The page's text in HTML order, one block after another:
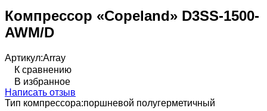
Компрессор «Copeland» D3SS-1500-
AWM/D
Артикул:Array
К сравнению
В избранное
Написать отзыв
Тип компрессора:поршневой полугерметичный